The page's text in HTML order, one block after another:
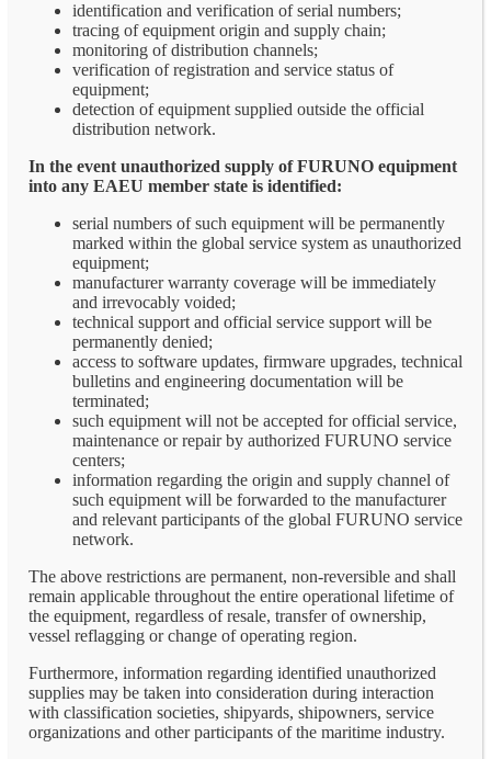
identification and verification of serial numbers;
tracing of equipment origin and supply chain;
monitoring of distribution channels;
verification of registration and service status of
equipment;
detection of equipment supplied outside the official
distribution network.
In the event unauthorized supply of FURUNO equipment
into any EAEU member state is identified:
serial numbers of such equipment will be permanently
marked within the global service system as unauthorized
equipment;
manufacturer warranty coverage will be immediately
and irrevocably voided;
technical support and official service support will be
permanently denied;
access to software updates, firmware upgrades, technical
bulletins and engineering documentation will be
terminated;
such equipment will not be accepted for official service,
maintenance or repair by authorized FURUNO service
centers;
information regarding the origin and supply channel of
such equipment will be forwarded to the manufacturer
and relevant participants of the global FURUNO service
network.
The above restrictions are permanent, non-reversible and shall
remain applicable throughout the entire operational lifetime of
the equipment, regardless of resale, transfer of ownership,
vessel reflagging or change of operating region.
Furthermore, information regarding identified unauthorized
supplies may be taken into consideration during interaction
with classification societies, shipyards, shipowners, service
organizations and other participants of the maritime industry.